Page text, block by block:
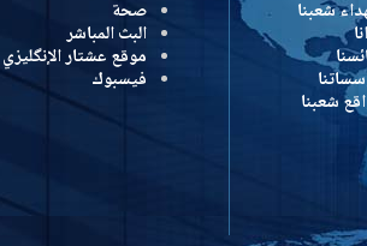
صحة
البث المباشر
موقع عشتار الإنگليزي
فيسبوك